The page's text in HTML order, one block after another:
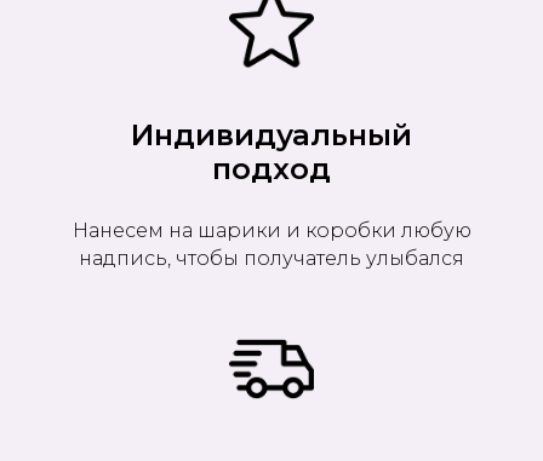
Индивидуальный
подход
Нанесем на шарики и коробки любую
надпись, чтобы получатель улыбался